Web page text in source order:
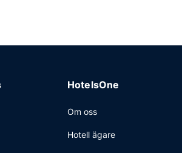
HotelsOne
Om oss
Hotell ägare